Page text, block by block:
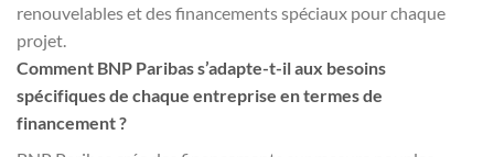
renouvelables et des financements spéciaux pour chaque
projet.
Comment BNP Paribas s’adapte-t-il aux besoins
spécifiques de chaque entreprise en termes de
financement ?